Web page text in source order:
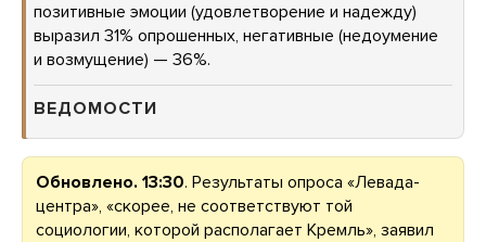
позитивные эмоции (удовлетворение и надежду)
выразил 31% опрошенных, негативные (недоумение
и возмущение) — 36%.
ВЕДОМОСТИ
Обновлено. 13:30. Результаты опроса «Левада-
центра», «скорее, не соответствуют той
социологии, которой располагает Кремль», заявил